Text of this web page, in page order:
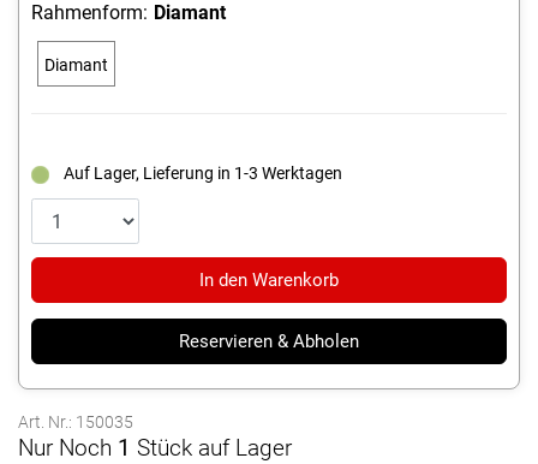
Rahmenform: Diamant
Diamant
Auf Lager, Lieferung in 1-3 Werktagen
In den Warenkorb
Reservieren & Abholen
Art. Nr.: 150035
Nur Noch 1 Stück auf Lager